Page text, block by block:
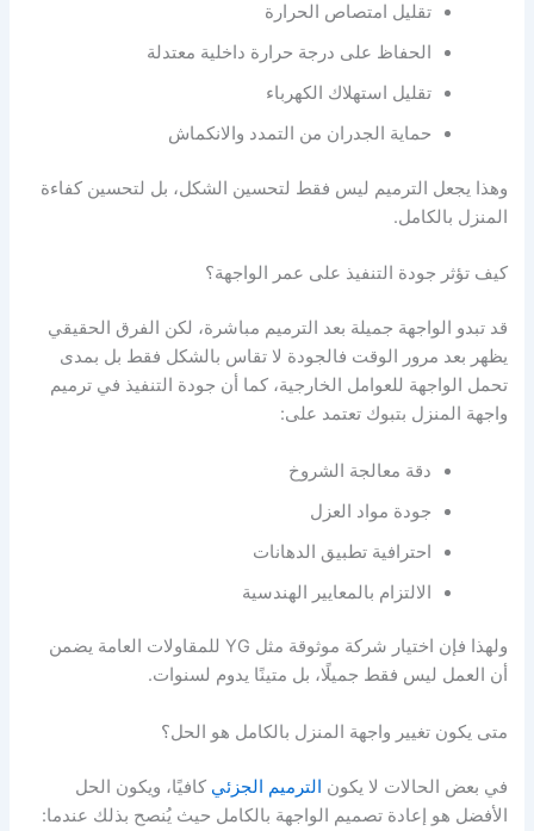
تقليل امتصاص الحرارة
الحفاظ على درجة حرارة داخلية معتدلة
تقليل استهلاك الكهرباء
حماية الجدران من التمدد والانكماش
وهذا يجعل الترميم ليس فقط لتحسين الشكل، بل لتحسين كفاءة
المنزل بالكامل.
كيف تؤثر جودة التنفيذ على عمر الواجهة؟
قد تبدو الواجهة جميلة بعد الترميم مباشرة، لكن الفرق الحقيقي
يظهر بعد مرور الوقت فالجودة لا تقاس بالشكل فقط بل بمدى
تحمل الواجهة للعوامل الخارجية، كما أن جودة التنفيذ في ترميم
واجهة المنزل بتبوك تعتمد على:
دقة معالجة الشروخ
جودة مواد العزل
احترافية تطبيق الدهانات
الالتزام بالمعايير الهندسية
ولهذا فإن اختيار شركة موثوقة مثل YG للمقاولات العامة يضمن
أن العمل ليس فقط جميلًا، بل متينًا يدوم لسنوات.
متى يكون تغيير واجهة المنزل بالكامل هو الحل؟
في بعض الحالات لا يكون الترميم الجزئي كافيًا، ويكون الحل
الأفضل هو إعادة تصميم الواجهة بالكامل حيث يُنصح بذلك عندما: